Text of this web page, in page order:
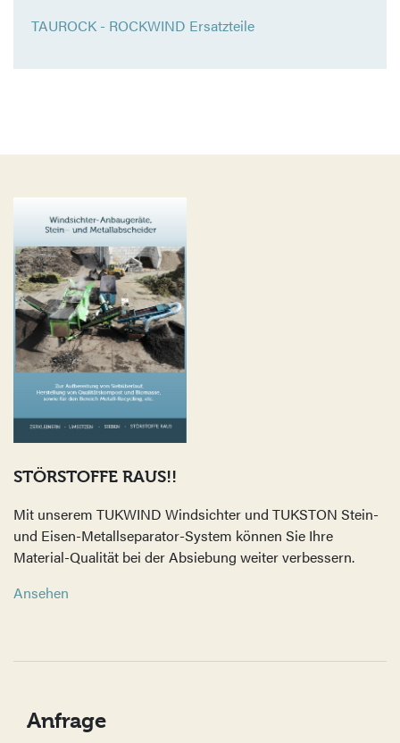
TAUROCK - ROCKWIND Ersatzteile
STÖRSTOFFE RAUS!!
Mit unserem TUKWIND Windsichter und TUKSTON Stein-
und Eisen-Metallseparator-System können Sie Ihre
Material-Qualität bei der Absiebung weiter verbessern.
Ansehen
Anfrage